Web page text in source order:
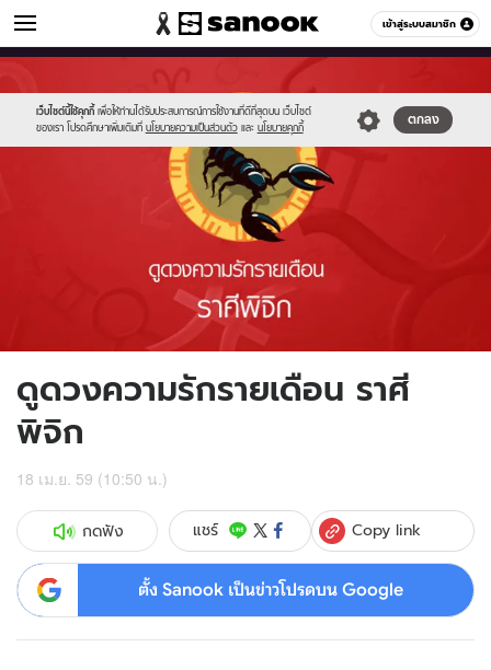
เข้าสู่ระบบสมาชิก
ดูดวง หมวดอื่นๆ
เว็บไซต์นี้ใช้คุกกี้ เพื่อให้ท่านได้รับประสบการณ์การใช้งานที่ดีที่สุดบน เว็บไซต์
ของเรา โปรดศึกษาเพิ่มเติมที่ นโยบายความเป็นส่วนตัว และ นโยบายคุกกี้
ตกลง
new-
sanook.png
//s.isanook.com/ho/0/ud/fxd/love/08_scorpio.jpg
ดูดวงความรักรายเดือน ราศี
พิจิก
18 เม.ย. 59 (10:50 น.)
กดฟัง แชร์ Copy link
ตั้ง Sanook เป็นข่าวโปรดบน Google